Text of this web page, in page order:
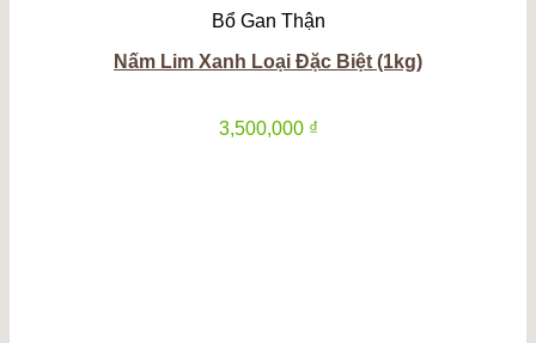
Bổ Gan Thận
Nấm Lim Xanh Loại Đặc Biệt (1kg)
3,500,000 ₫